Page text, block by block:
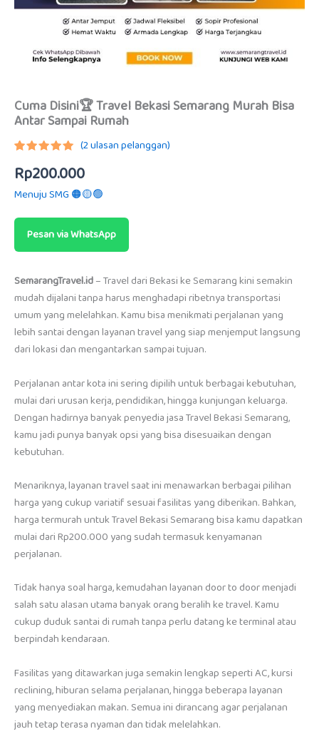
Cuma Disini🏆 Travel Bekasi Semarang Murah Bisa
Antar Sampai Rumah
5.00dari
5
berdasarkan
penilaian
(2ulasan pelanggan)
Rp200.000
Menuju SMG 🟠🟡🟢
Pesan via WhatsApp
SemarangTravel.id– Travel dari Bekasi ke Semarang kini semakin
mudah dijalani tanpa harus menghadapi ribetnya transportasi
umum yang melelahkan. Kamu bisa menikmati perjalanan yang
lebih santai dengan layanan travel yang siap menjemput langsung
dari lokasi dan mengantarkan sampai tujuan.
Perjalanan antar kota ini sering dipilih untuk berbagai kebutuhan,
mulai dari urusan kerja, pendidikan, hingga kunjungan keluarga.
Dengan hadirnya banyak penyedia jasa Travel Bekasi Semarang,
kamu jadi punya banyak opsi yang bisa disesuaikan dengan
kebutuhan.
Menariknya, layanan travel saat ini menawarkan berbagai pilihan
harga yang cukup variatif sesuai fasilitas yang diberikan. Bahkan,
harga termurah untuk Travel Bekasi Semarang bisa kamu dapatkan
mulai dari Rp200.000 yang sudah termasuk kenyamanan
perjalanan.
Tidak hanya soal harga, kemudahan layanan door to door menjadi
salah satu alasan utama banyak orang beralih ke travel. Kamu
cukup duduk santai di rumah tanpa perlu datang ke terminal atau
berpindah kendaraan.
Fasilitas yang ditawarkan juga semakin lengkap seperti AC, kursi
reclining, hiburan selama perjalanan, hingga beberapa layanan
yang menyediakan makan. Semua ini dirancang agar perjalanan
jauh tetap terasa nyaman dan tidak melelahkan.